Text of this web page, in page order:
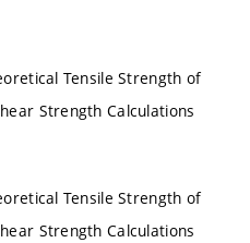
Tensile Strength of
Strength Calculations
Tensile Strength of
Strength Calculations